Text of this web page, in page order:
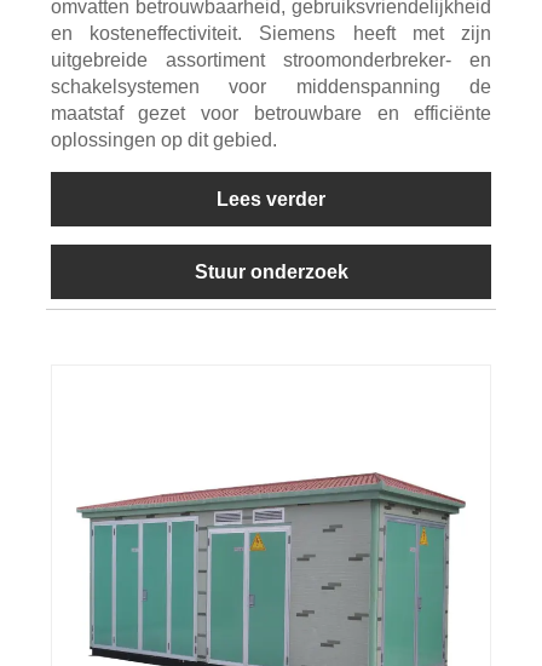
omvatten betrouwbaarheid, gebruiksvriendelijkheid
en kosteneffectiviteit. Siemens heeft met zijn
uitgebreide assortiment stroomonderbreker- en
schakelsystemen voor middenspanning de
maatstaf gezet voor betrouwbare en efficiënte
oplossingen op dit gebied.
Lees verder
Stuur onderzoek